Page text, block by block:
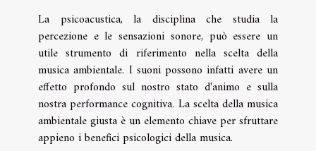
La psicoacustica, la disciplina che studia la
percezione e le sensazioni sonore, può essere un
utile strumento di riferimento nella scelta della
musica ambientale. I suoni possono infatti avere un
effetto profondo sul nostro stato d'animo e sulla
nostra performance cognitiva. La scelta della musica
ambientale giusta è un elemento chiave per sfruttare
appieno i benefici psicologici della musica.